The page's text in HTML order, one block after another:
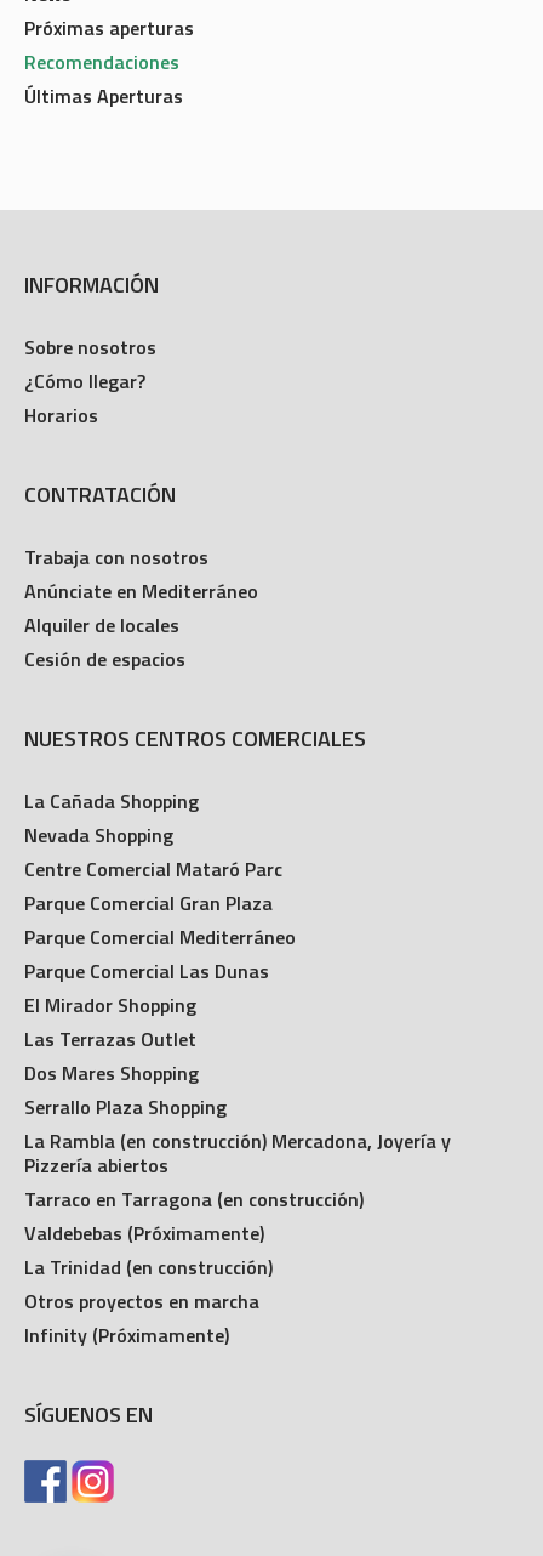
Próximas aperturas
Recomendaciones
Últimas Aperturas
INFORMACIÓN
Sobre nosotros
¿Cómo llegar?
Horarios
CONTRATACIÓN
Trabaja con nosotros
Anúnciate en Mediterráneo
Alquiler de locales
Cesión de espacios
NUESTROS CENTROS COMERCIALES
La Cañada Shopping
Nevada Shopping
Centre Comercial Mataró Parc
Parque Comercial Gran Plaza
Parque Comercial Mediterráneo
Parque Comercial Las Dunas
El Mirador Shopping
Las Terrazas Outlet
Dos Mares Shopping
Serrallo Plaza Shopping
La Rambla (en construcción) Mercadona, Joyería y
Pizzería abiertos
Tarraco en Tarragona (en construcción)
Valdebebas (Próximamente)
La Trinidad (en construcción)
Otros proyectos en marcha
Infinity (Próximamente)
SÍGUENOS EN